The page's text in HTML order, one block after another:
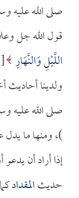
صلى الله عليه
قول الله جل
اللَّيْلِ وَالنَّهَارِ
ولدينا أحاديث
صلى الله عليه
)، ومنها ما يدل
إذا أراد أن
حديثالمقداد